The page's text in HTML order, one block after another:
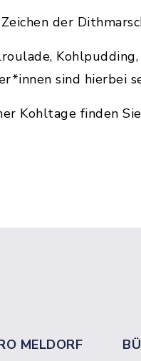
der
sind hierbei
Kohltage finden Sie
MELDORF